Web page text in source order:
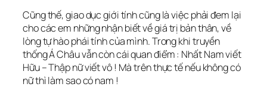
Cũng thế, giao dục giới tính cũng là việc phải đem lại
cho các em những nhận biết về giá trị bản thân, về
lòng tự hào phái tính của mình. Trong khi truyền
thống Á Châu vẫn còn cái quan điểm : Nhất Nam viết
Hữu – Thập nữ viết vô ! Mà trên thực tế nếu không có
nữ thì làm sao có nam !